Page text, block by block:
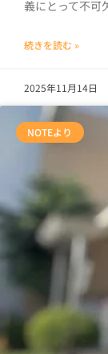
義にとって不可
続きを読む »
2025年11月14日
NOTEより